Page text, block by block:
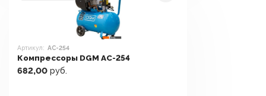
Артикул: AC-254
Компрессоры DGM AC-254
682,00 руб.